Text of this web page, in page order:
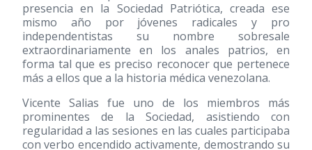
presencia en la Sociedad Patriótica, creada ese
mismo año por jóvenes radicales y pro
independentistas su nombre sobresale
extraordinariamente en los anales patrios, en
forma tal que es preciso reconocer que pertenece
más a ellos que a la historia médica venezolana.
Vicente Salias fue uno de los miembros más
prominentes de la Sociedad, asistiendo con
regularidad a las sesiones en las cuales participaba
con verbo encendido activamente, demostrando su